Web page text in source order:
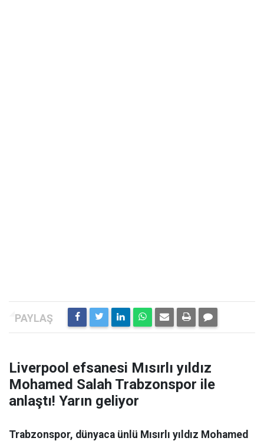
Liverpool efsanesi Mısırlı yıldız
Mohamed Salah Trabzonspor ile
anlaştı! Yarın geliyor
Trabzonspor, dünyaca ünlü Mısırlı yıldız Mohamed